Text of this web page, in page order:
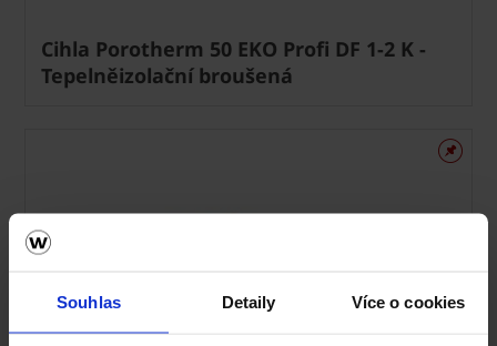
Souhlas Detaily Více o cookies
Cihla Porotherm 50 EKO Profi DF 1-2 K -
Tepelněizolační broušená